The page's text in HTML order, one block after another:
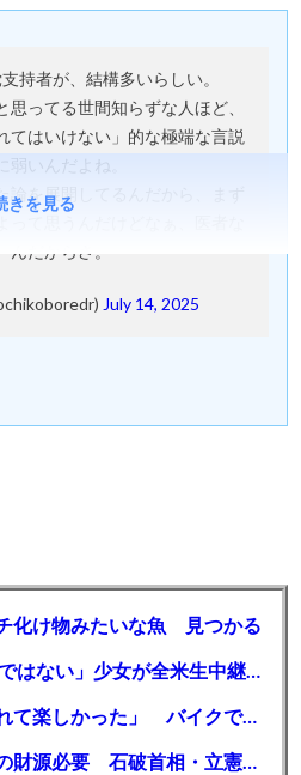
持者が、結構多いらしい。
思ってる世間知らずな人ほど、
てはいけない」的な極端な言説
に弱いんだよね。
論を展開してるんだから、まず
んだからさ。
July 14, 2025
きを見る
化け物みたいな魚 見つかる
【MLB】「大谷は謙虚ではない」少女が全米生中継で突然の大谷翔平批判 サイン無視された過去明かす
【千葉】「みんなで走れて楽しかった」 バイクでバースデー集団暴走 男女５７人を書類送検 SNSで参加者募る
ガソリン減税、１兆円の財源必要 石破首相・立憲野田氏「財源は死に物狂いで確保しなければならない」「本当に死に物狂いで」